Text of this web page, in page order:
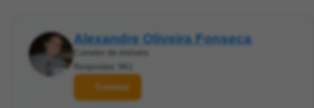
Alexandre Oliveira Fonseca
Contatar